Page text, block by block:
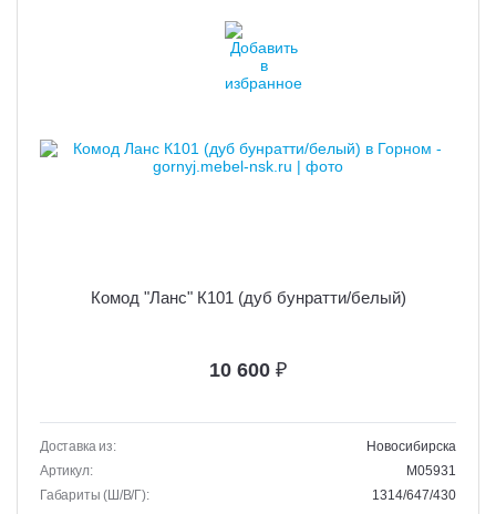
Комод "Ланс" К101 (дуб бунратти/белый)
10 600 ₽
Доставка из:
Новосибирска
Артикул:
M05931
Габариты (Ш/В/Г):
1314/647/430